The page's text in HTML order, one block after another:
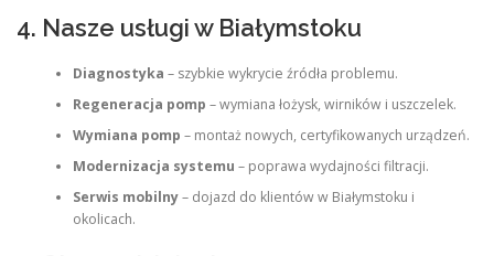
4. Nasze usługi w Białymstoku
Diagnostyka – szybkie wykrycie źródła problemu.
Regeneracja pomp – wymiana łożysk, wirników i uszczelek.
Wymiana pomp – montaż nowych, certyfikowanych urządzeń.
Modernizacja systemu – poprawa wydajności filtracji.
Serwis mobilny– dojazd do klientów w Białymstoku i
okolicach.